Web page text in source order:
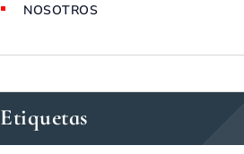
NOSOTROS
Etiquetas